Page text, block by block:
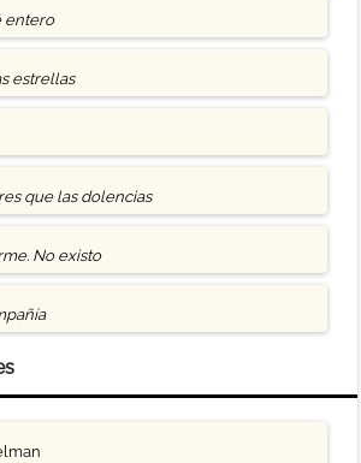
entero
estrellas
que las dolencias
No existo